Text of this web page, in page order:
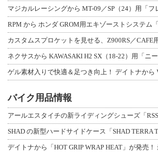
ネクサスから KAWASAKI H2 SX（18-22）用「ニ
バイク用品情報
SHAD の新型ハードサイドケース「SHAD TERRA
デイトナから「HOT GRIP WRAP HEAT」が発売